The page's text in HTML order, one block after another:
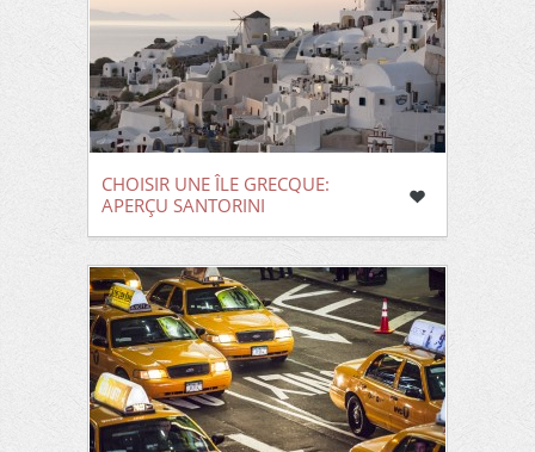
CHOISIR UNE ÎLE GRECQUE:
APERÇU SANTORINI